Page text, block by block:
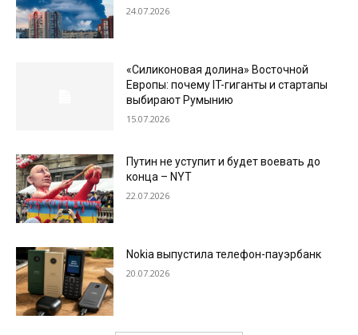
24.07.2026
«Силиконовая долина» Восточной
Европы: почему IT-гиганты и стартапы
выбирают Румынию
15.07.2026
Путин не уступит и будет воевать до
конца – NYT
22.07.2026
Nokia выпустила телефон-пауэрбанк
20.07.2026